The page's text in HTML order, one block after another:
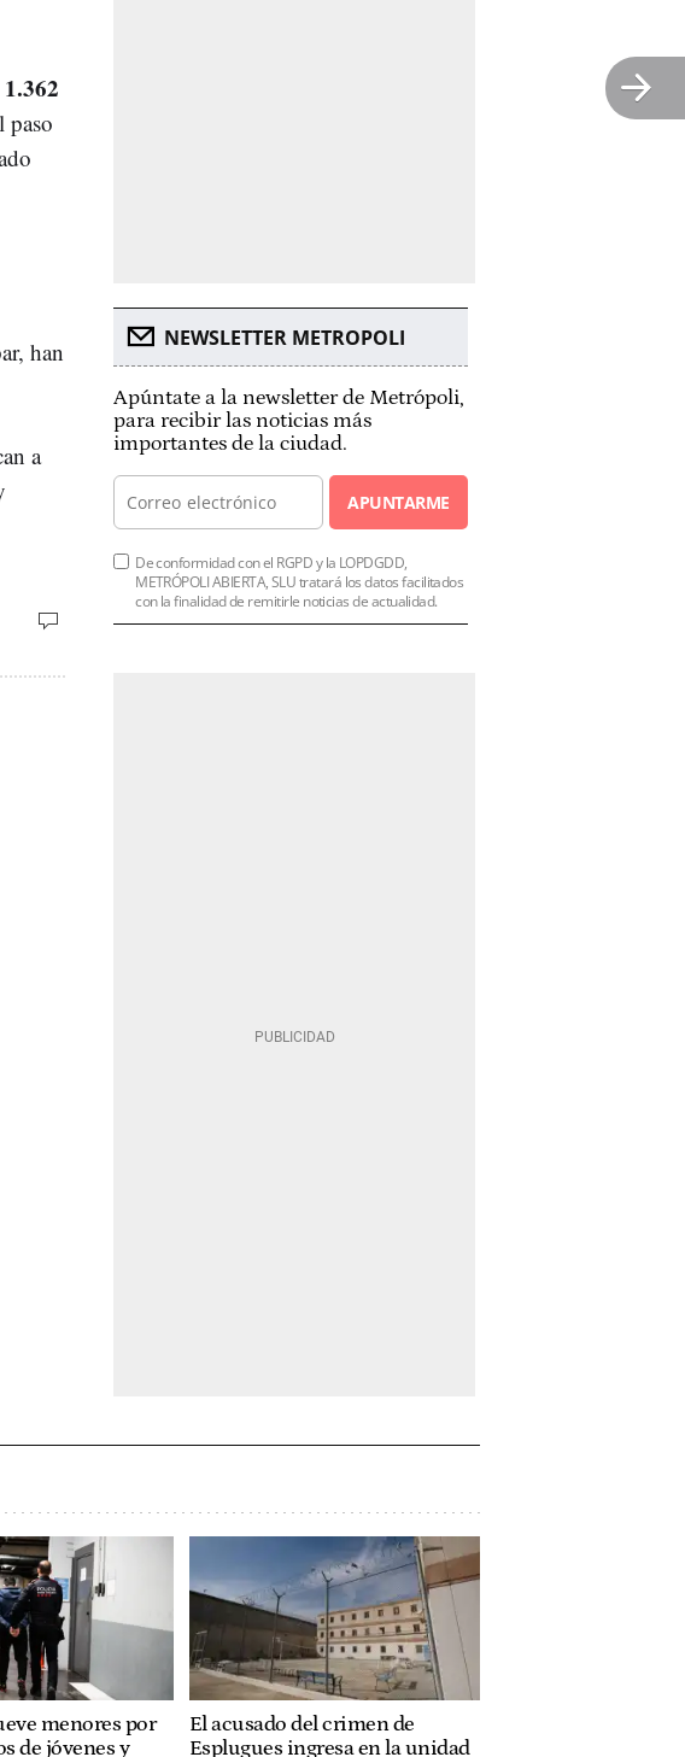
1.362
paso
han
a
NEWSLETTER METROPOLI
Apúntate a la newsletter de Metrópoli,
para recibir las noticias más
importantes de la ciudad.
APUNTARME
De conformidad con el RGPD y la LOPDGDD,
METRÓPOLI ABIERTA, SLU tratará los datos facilitados
con la finalidad de remitirle noticias de actualidad.
menores por
de jóvenes y
El acusado del crimen de
Esplugues ingresa en la unidad